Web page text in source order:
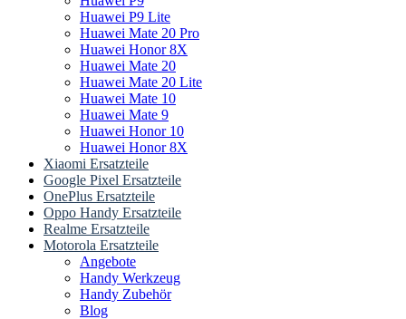
Huawei P9 Lite
Huawei Mate 20 Pro
Huawei Honor 8X
Huawei Mate 20
Huawei Mate 20 Lite
Huawei Mate 10
Huawei Mate 9
Huawei Honor 10
Huawei Honor 8X
Xiaomi Ersatzteile
Google Pixel Ersatzteile
OnePlus Ersatzteile
Oppo Handy Ersatzteile
Realme Ersatzteile
Motorola Ersatzteile
Angebote
Handy Werkzeug
Handy Zubehör
Blog